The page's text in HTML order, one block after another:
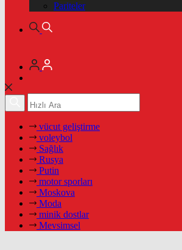
Pariteler
vücut geliştirme
voleybol
Sağlık
Rusya
Putin
motor sporları
Moskova
Moda
minik dostlar
Mevsimsel